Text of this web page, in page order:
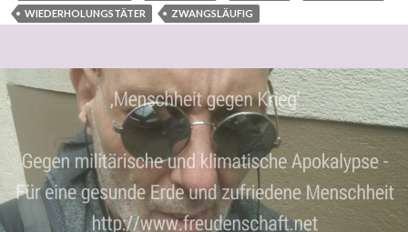
WIEDERHOLUNGSTÄTER
ZWANGSLÄUFIG